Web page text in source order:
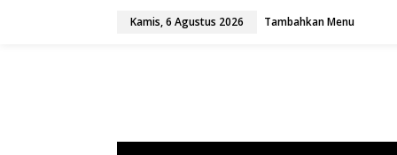
Kamis, 6 Agustus 2026 Tambahkan Menu